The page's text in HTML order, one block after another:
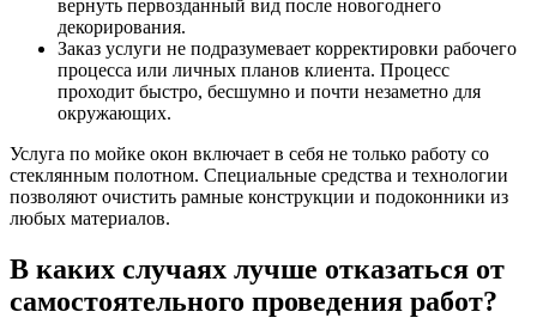
вернуть первозданный вид после новогоднего
декорирования.
Заказ услуги не подразумевает корректировки рабочего
процесса или личных планов клиента. Процесс
проходит быстро, бесшумно и почти незаметно для
окружающих.
Услуга по мойке окон включает в себя не только работу со
стеклянным полотном. Специальные средства и технологии
позволяют очистить рамные конструкции и подоконники из
любых материалов.
В каких случаях лучше отказаться от
самостоятельного проведения работ?